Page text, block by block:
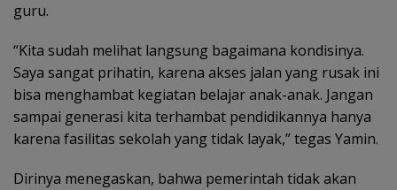
guru.
“Kita sudah melihat langsung bagaimana kondisinya.
Saya sangat prihatin, karena akses jalan yang rusak ini
bisa menghambat kegiatan belajar anak-anak. Jangan
sampai generasi kita terhambat pendidikannya hanya
karena fasilitas sekolah yang tidak layak,” tegas Yamin.
Dirinya menegaskan, bahwa pemerintah tidak akan